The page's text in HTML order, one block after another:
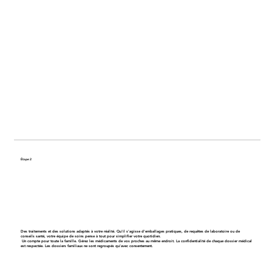
Étape 2
Des traitements et des solutions adaptés à votre réalité. Qu'il s'agisse d'emballages pratiques, de requêtes de laboratoire ou de
conseils santé, votre équipe de soins pense à tout pour simplifier votre quotidien.
Un compte pour toute la famille. Gérez les médicaments de vos proches au même endroit. La confidentialité de chaque dossier médical
est respectée. Les dossiers familiaux ne sont regroupés qu’avec consentement.